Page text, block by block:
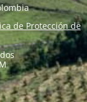
de Protección de